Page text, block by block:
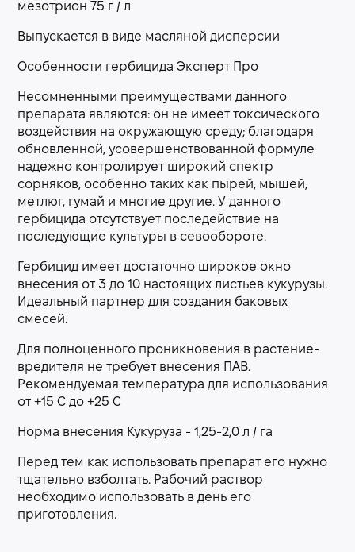
мезотрион 75 г / л
Выпускается в виде масляной дисперсии
Особенности гербицида Эксперт Про
Несомненными преимуществами данного
препарата являются: он не имеет токсического
воздействия на окружающую среду; благодаря
обновленной, усовершенствованной формуле
надежно контролирует широкий спектр
сорняков, особенно таких как пырей, мышей,
метлюг, гумай и многие другие. У данного
гербицида отсутствует последействие на
последующие культуры в севообороте.
Гербицид имеет достаточно широкое окно
внесения от 3 до 10 настоящих листьев кукурузы.
Идеальный партнер для создания баковых
смесей.
Для полноценного проникновения в растение-
вредителя не требует внесения ПАВ.
Рекомендуемая температура для использования
от +15 С до +25 С
Норма внесения Кукуруза - 1,25-2,0 л / га
Перед тем как использовать препарат его нужно
тщательно взболтать. Рабочий раствор
необходимо использовать в день его
приготовления.